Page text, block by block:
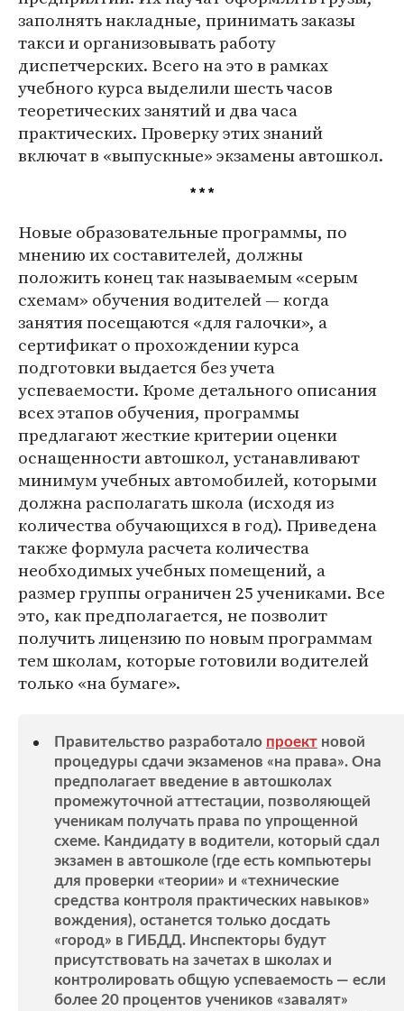
заполнять накладные, принимать заказы
такси и организовывать работу
диспетчерских. Всего на это в рамках
учебного курса выделили шесть часов
теоретических занятий и два часа
практических. Проверку этих знаний
включат в «выпускные» экзамены автошкол.
* * *
Новые образовательные программы, по
мнению их составителей, должны
положить конец так называемым «серым
схемам» обучения водителей — когда
занятия посещаются «для галочки», а
сертификат о прохождении курса
подготовки выдается без учета
успеваемости. Кроме детального описания
всех этапов обучения, программы
предлагают жесткие критерии оценки
оснащенности автошкол, устанавливают
минимум учебных автомобилей, которыми
должна располагать школа (исходя из
количества обучающихся в год). Приведена
также формула расчета количества
необходимых учебных помещений, а
размер группы ограничен 25 учениками. Все
это, как предполагается, не позволит
получить лицензию по новым программам
тем школам, которые готовили водителей
только «на бумаге».
Правительство разработало проект новой
процедуры сдачи экзаменов «на права». Она
предполагает введение в автошколах
промежуточной аттестации, позволяющей
ученикам получать права по упрощенной
схеме. Кандидату в водители, который сдал
экзамен в автошколе (где есть компьютеры
для проверки «теории» и «технические
средства контроля практических навыков»
вождения), останется только досдать
«город» в ГИБДД. Инспекторы будут
присутствовать на зачетах в школах и
контролировать общую успеваемость — если
более 20 процентов учеников «завалят»